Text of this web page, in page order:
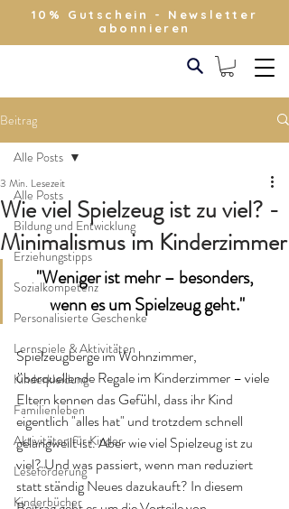
10% Gutschein - Newsletter
abonnieren
Beitrag
Alle Posts
Bildung und Entwicklung
Erziehungstipps
Sozialkompetenz
Personalisierte Geschenke
Lernspiele & Aktivitäten
Kinderkleidung
Familienleben
Aktivitäten für Kinder
Leseförderung
Kinderbücher
Alle Posts
Wie viel Spielzeug ist zu viel? -
Minimalismus im Kinderzimmer
3 Min. Lesezeit
"Weniger ist mehr – besonders,
wenn es um Spielzeug geht."
Spielzeugberge im Wohnzimmer,
überquellende Regale im Kinderzimmer – viele
Eltern kennen das Gefühl, dass ihr Kind
eigentlich "alles hat" und trotzdem schnell
gelangweilt ist. Aber wie viel Spielzeug ist zu
viel? Und was passiert, wenn man reduziert
statt ständig Neues dazukauft? In diesem